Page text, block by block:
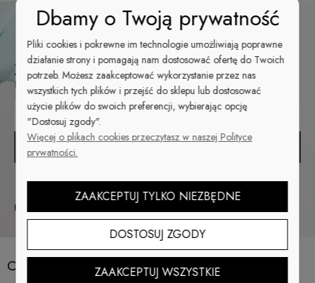
Newsletter
Zapisz się do newslettera i bądź na bieżąco z
nowościami i promocjami!
ZAPISZ SIĘ
prywatności
Cuccio.pl – sklep z akcesoriami do paznokci
Dbamy o Twoją prywatność
Pliki cookies i pokrewne im technologie umożliwiają poprawne
działanie strony i pomagają nam dostosować ofertę do Twoich
potrzeb. Możesz zaakceptować wykorzystanie przez nas
wszystkich tych plików i przejść do sklepu lub dostosować
użycie plików do swoich preferencji, wybierając opcję
"Dostosuj zgody".
Więcej o plikach cookies przeczytasz w naszej Polityce
prywatności.
ZAAKCEPTUJ TYLKO NIEZBĘDNE
DOSTOSUJ ZGODY
ZAAKCEPTUJ WSZYSTKIE